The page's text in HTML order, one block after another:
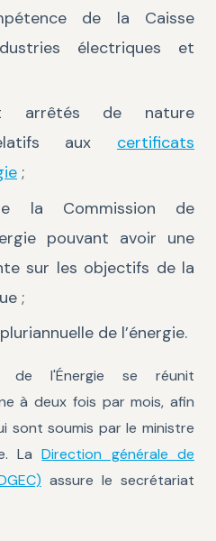
de la Caisse
électriques et
arrêtés de nature
aux certificats
;
la Commission de
pouvant avoir une
sur les objectifs de la
;
de l’énergie.
de l'Énergie se réunit
à deux fois par mois, afin
sont soumis par le ministre
LaDirection générale de
assure le secrétariat